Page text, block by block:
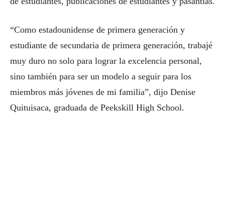
“Como estadounidense de primera generación y
estudiante de secundaria de primera generación, trabajé
muy duro no solo para lograr la excelencia personal,
sino también para ser un modelo a seguir para los
miembros más jóvenes de mi familia”, dijo Denise
Quituisaca, graduada de Peekskill High School.